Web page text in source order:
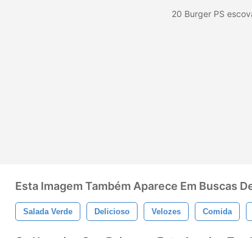
20 Burger PS
Esta Imagem Também Aparece Em Buscas
Salada Verde Delicioso Velozes Comida